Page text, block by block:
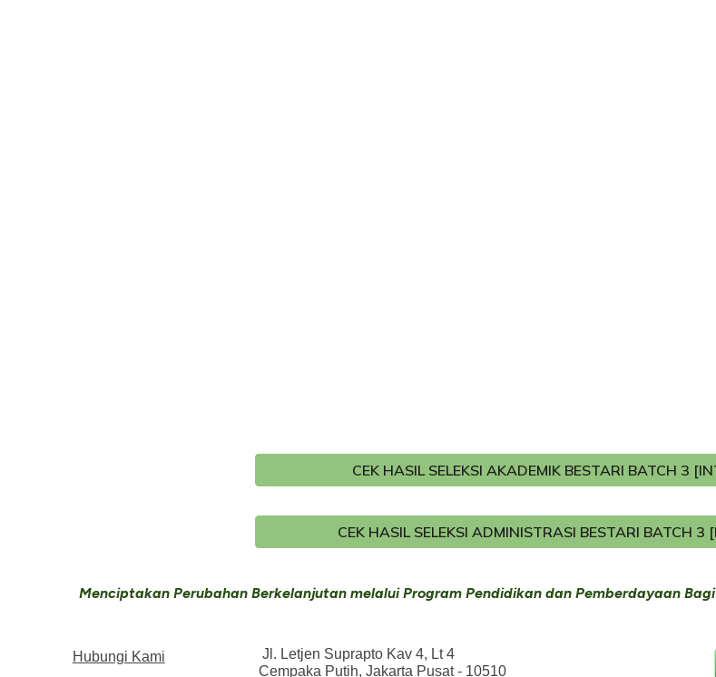
CEK HASIL SELEKSI AKADEMIK BESTARI BATCH 3
CEK HASIL SELEKSI ADMINISTRASI BESTARI BATCH 3
Menciptakan Perubahan Berkelanjutan melalui Program Pendidikan dan Pemberdayaan
Hubungi Kami
Jl. Letjen Suprapto Kav 4, Lt 4
Cempaka Putih, Jakarta Pusat - 10510